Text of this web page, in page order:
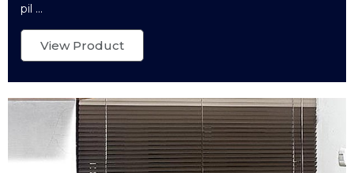
pil ...
View Product